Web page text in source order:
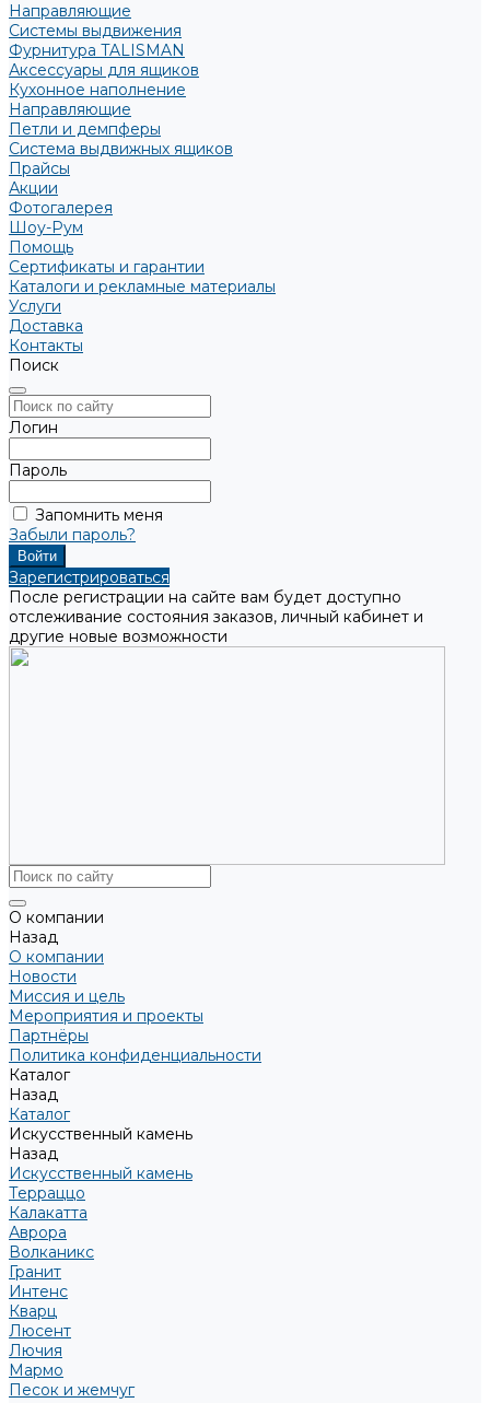
Направляющие
Системы выдвижения
Фурнитура TALISMAN
Аксессуары для ящиков
Кухонное наполнение
Направляющие
Петли и демпферы
Система выдвижных ящиков
Прайсы
Акции
Фотогалерея
Шоу-Рум
Помощь
Сертификаты и гарантии
Каталоги и рекламные материалы
Услуги
Доставка
Контакты
Поиск
Логин
Пароль
Запомнить меня
Забыли пароль?
Зарегистрироваться
После регистрации на сайте вам будет доступно
отслеживание состояния заказов, личный кабинет и
другие новые возможности
О компании
Назад
О компании
Новости
Миссия и цель
Мероприятия и проекты
Партнёры
Политика конфиденциальности
Каталог
Назад
Каталог
Искусственный камень
Назад
Искусственный камень
Терраццо
Калакатта
Аврора
Волканикс
Гранит
Интенс
Кварц
Люсент
Лючия
Мармо
Песок и жемчуг